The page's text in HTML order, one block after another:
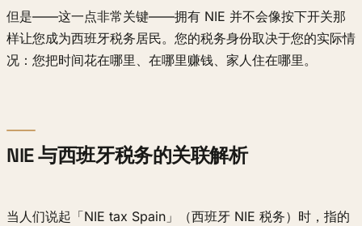
但是——这一点非常关键——拥有 NIE 并不会像按下开关那
样让您成为西班牙税务居民。您的税务身份取决于您的实际情
况：您把时间花在哪里、在哪里赚钱、家人住在哪里。
NIE 与西班牙税务的关联解析
当人们说起「NIE tax Spain」（西班牙 NIE 税务）时，指的